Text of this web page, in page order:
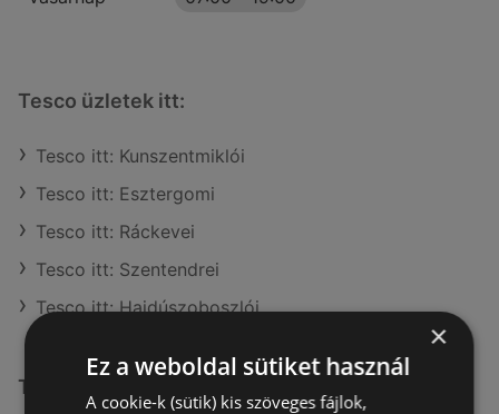
Tesco üzletek itt:
Tesco itt: Kunszentmiklói
Tesco itt: Esztergomi
Tesco itt: Ráckevei
Tesco itt: Szentendrei
Tesco itt: Hajdúszoboszlói
További linkek
×
Ez a weboldal sütiket használ
A cookie-k (sütik) kis szöveges fájlok,